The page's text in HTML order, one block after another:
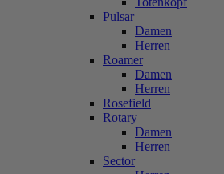
Pulsar
Damen
Herren
Roamer
Damen
Herren
Rosefield
Rotary
Damen
Herren
Sector